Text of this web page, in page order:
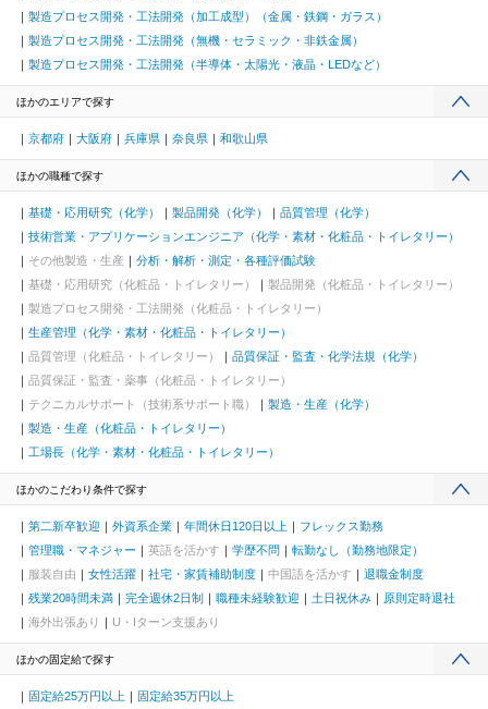
製造プロセス開発・工法開発（加工成型）（金属・鉄鋼・ガラス）
製造プロセス開発・工法開発（無機・セラミック・非鉄金属）
製造プロセス開発・工法開発（半導体・太陽光・液晶・LEDなど）
ほかのエリアで探す
京都府 大阪府 兵庫県 奈良県 和歌山県
ほかの職種で探す
基礎・応用研究（化学） 製品開発（化学）
品質管理（化学）
技術営業・アプリケーションエンジニア（化学・素材・化粧品・トイレタリー）
その他製造・生産
分析・解析・測定・各種評価試験
基礎・応用研究（化粧品・トイレタリー）
製品開発（化粧品・トイレタリー）
製造プロセス開発・工法開発（化粧品・トイレタリー）
生産管理（化学・素材・化粧品・トイレタリー）
品質管理（化粧品・トイレタリー）
品質保証・監査・化学法規（化学）
品質保証・監査・薬事（化粧品・トイレタリー）
テクニカルサポート（技術系サポート職）
製造・生産（化学）
製造・生産（化粧品・トイレタリー）
工場長（化学・素材・化粧品・トイレタリー）
ほかのこだわり条件で探す
第二新卒歓迎 外資系企業 年間休日120日以上
フレックス勤務
管理職・マネジャー
英語を活かす 学歴不問
転勤なし（勤務地限定）
服装自由
女性活躍 社宅・家賃補助制度 中国語を活かす
退職金制度
残業20時間未満
完全週休2日制 職種未経験歓迎 土日祝休み
原則定時退社
海外出張あり
U・Iターン支援あり
ほかの固定給で探す
固定給25万円以上 固定給35万円以上